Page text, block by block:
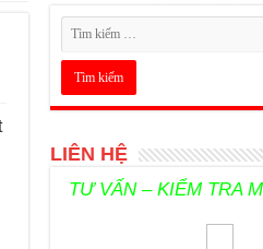
LIÊN HỆ
TƯ VẤN – KIỂM TRA